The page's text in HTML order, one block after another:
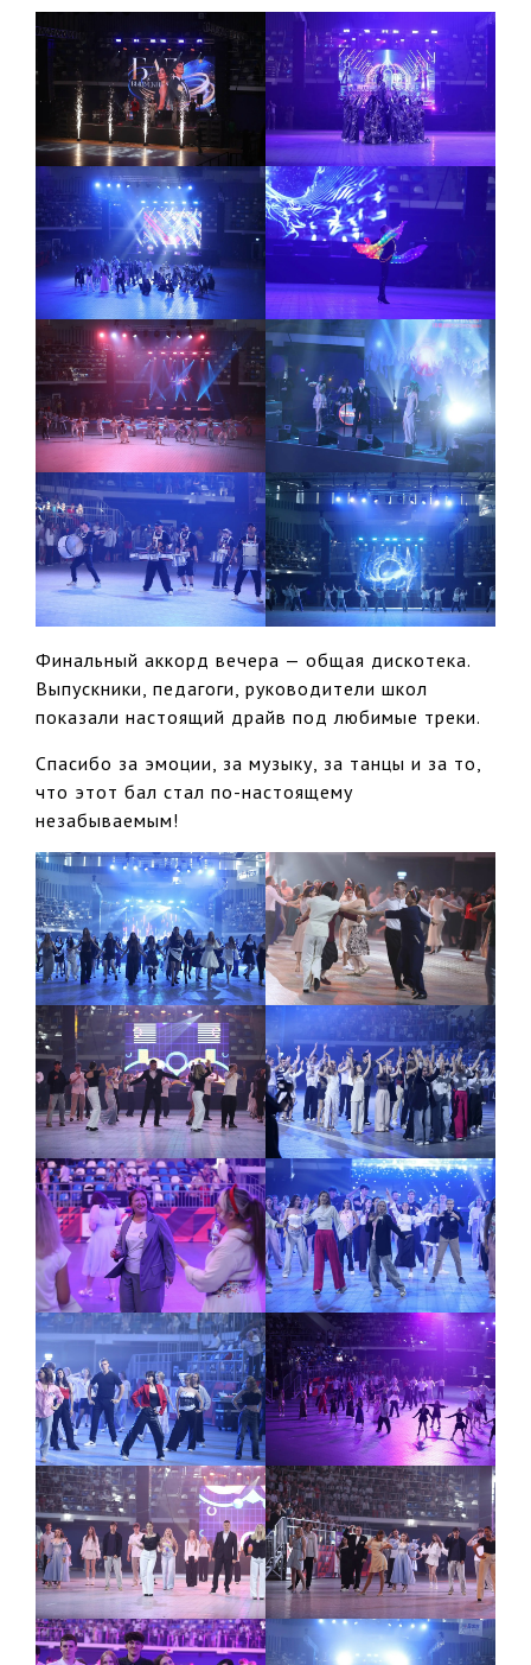
Финальный аккорд вечера — общая дискотека.
Выпускники, педагоги, руководители школ
показали настоящий драйв под любимые треки.
Спасибо за эмоции, за музыку, за танцы и за то,
что этот бал стал по-настоящему
незабываемым!